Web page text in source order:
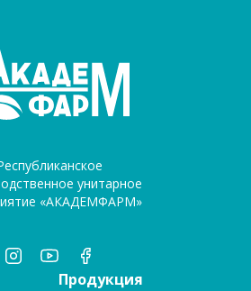
унитарное
«АКАДЕМФАРМ»
Продукция